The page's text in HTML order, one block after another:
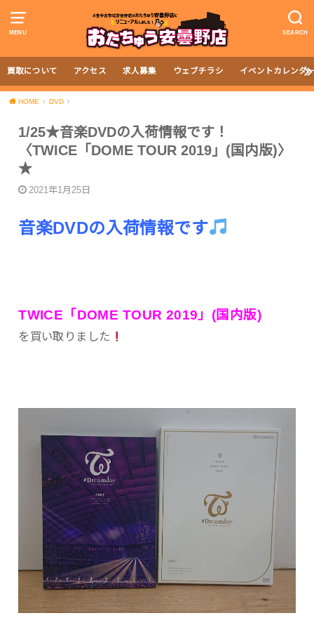
MENU SEARCH
買取について アクセス 求人募集 ウェブチラシ イベントカレンダ
HOME DVD
1/25★音楽DVDの入荷情報です！
〈TWICE「DOME TOUR 2019」(国内版)〉
★
2021年1月25日
音楽DVDの入荷情報です
TWICE「DOME TOUR 2019」(国内版)
を買い取りました